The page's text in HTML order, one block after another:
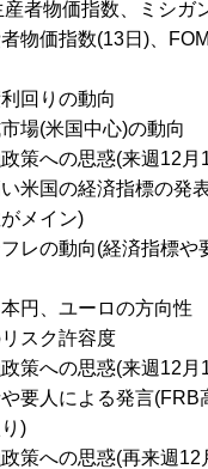
者物価指数、ミシガ
物価指数(13日)、
回りの動向
場(米国中心)の動向
策への思惑(来週12
米国の経済指標の発
メイン)
レの動向(経済指標や
円、ユーロの方向性
スク許容度
策への思惑(来週12
要人による発言(FRB
)
策への思惑(再来週